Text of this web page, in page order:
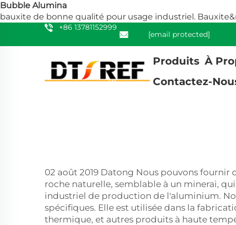
Bubble Alumina
bauxite de bonne qualité pour usage industriel.
+86 13781152999
[email protected]
Produits À
Contactez-
02 août 2019 Datong Nous pouvons
roche naturelle, semblable à un minerai,
industriel de production de l'aluminium.
spécifiques. Elle est utilisée dans la
thermique, et autres produits à haute